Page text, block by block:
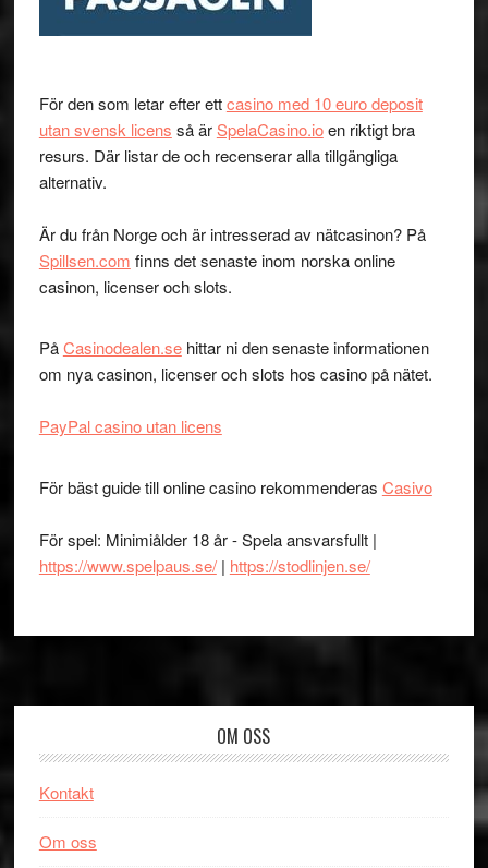
För den som letar efter ettcasino med 10 euro deposit
utan svensk licens så ärSpelaCasino.ioen riktigt bra
resurs. Där listar de och recenserar alla tillgängliga
alternativ.
Är du från Norge och är intresserad av nätcasinon? På
Spillsen.com finns det senaste inom norska online
casinon, licenser och slots.
PåCasinodealen.sehittar ni den senaste informationen
om nya casinon, licenser och slots hos casino på nätet.
PayPal casino utan licens
För bäst guide till online casino rekommenderas Casivo
För spel: Minimiålder 18 år - Spela ansvarsfullt |
https://www.spelpaus.se/| https://stodlinjen.se/
OM OSS
Kontakt
Om oss